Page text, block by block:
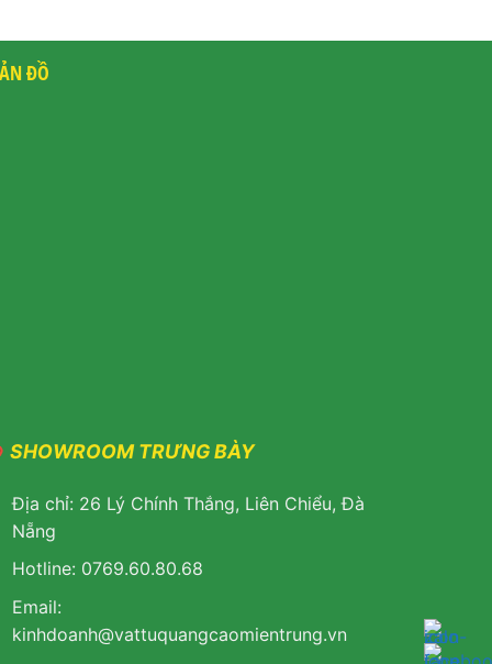
ĐỒ
SHOWROOM TRƯNG BÀY
Địa chỉ: 26 Lý Chính Thắng, Liên Chiểu, Đà
Nẵng
Hotline: 0769.60.80.68
Email:
kinhdoanh@vattuquangcaomientrung.vn